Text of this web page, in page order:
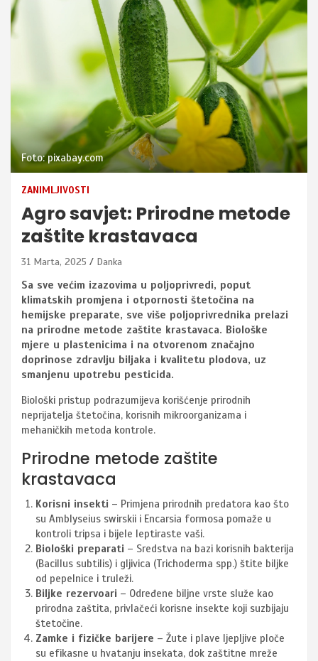
Foto: pixabay.com
ZANIMLJIVOSTI
Agro savjet: Prirodne metode
zaštite krastavaca
31 Marta, 2025 Danka
Sa sve većim izazovima u poljoprivredi, poput
klimatskih promjena i otpornosti štetočina na
hemijske preparate, sve više poljoprivrednika prelazi
na prirodne metode zaštite krastavaca. Biološke
mjere u plastenicima i na otvorenom značajno
doprinose zdravlju biljaka i kvalitetu plodova, uz
smanjenu upotrebu pesticida.
Biološki pristup podrazumijeva korišćenje prirodnih
neprijatelja štetočina, korisnih mikroorganizama i
mehaničkih metoda kontrole.
Prirodne metode zaštite
krastavaca
Korisni insekti – Primjena prirodnih predatora kao što
su Amblyseius swirskii i Encarsia formosa pomaže u
kontroli tripsa i bijele leptiraste vaši.
Biološki preparati – Sredstva na bazi korisnih bakterija
(Bacillus subtilis) i gljivica (Trichoderma spp.) štite biljke
od pepelnice i truleži.
Biljke rezervoari – Određene biljne vrste služe kao
prirodna zaštita, privlačeći korisne insekte koji suzbijaju
štetočine.
Zamke i fizičke barijere – Žute i plave ljepljive ploče
su efikasne u hvatanju insekata, dok zaštitne mreže